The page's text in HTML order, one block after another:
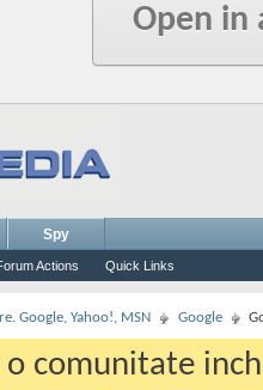
Open in
Actions Quick Links
Spy
Google, Yahoo!, MSN Google
o comunitate